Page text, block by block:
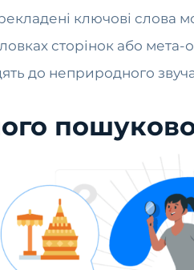
ключові слова
сторінок або мета-
до неприродного